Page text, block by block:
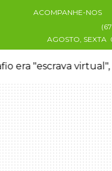
ACOMPANHE-NOS
AGOSTO, SEXTA
era "escrava